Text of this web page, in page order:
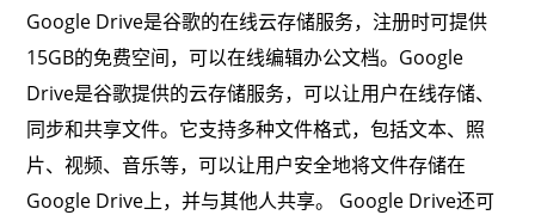
Google Drive是谷歌的在线云存储服务，注册时可提供
15GB的免费空间，可以在线编辑办公文档。Google
Drive是谷歌提供的云存储服务，可以让用户在线存储、
同步和共享文件。它支持多种文件格式，包括文本、照
片、视频、音乐等，可以让用户安全地将文件存储在
Google Drive上，并与其他人共享。 Google Drive还可